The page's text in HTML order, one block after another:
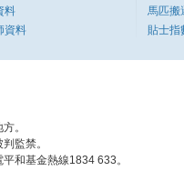
料
資料
馬匹搬
貼士指
。
監禁。
和基金熱線1834 633。